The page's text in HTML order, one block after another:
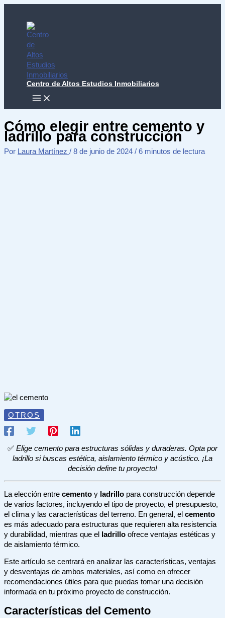
contenido
Centro de Altos Estudios Inmobiliarios
MAIN
MENU
Cómo elegir entre cemento y
ladrillo para construcción
Por Laura Martínez / 8 de junio de 2024 / 6 minutos de lectura
OTROS
✅ Elige cemento para estructuras sólidas y duraderas. Opta por
ladrillo si buscas estética, aislamiento térmico y acústico. ¡La
decisión define tu proyecto!
La elección entre cemento y ladrillo para construcción depende
de varios factores, incluyendo el tipo de proyecto, el presupuesto,
el clima y las características del terreno. En general, el cemento
es más adecuado para estructuras que requieren alta resistencia
y durabilidad, mientras que el
ladrillo ofrece ventajas estéticas y
de aislamiento térmico.
Este artículo se centrará en analizar las características, ventajas
y desventajas de ambos materiales, así como en ofrecer
recomendaciones útiles para que puedas tomar una decisión
informada en tu próximo proyecto de construcción.
Características del Cemento